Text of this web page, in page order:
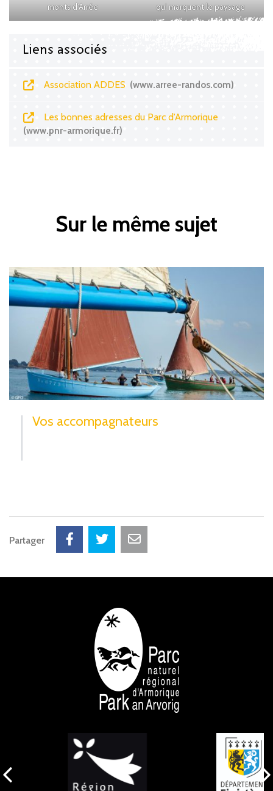
monts d’Arrée qui marquent le paysage
Liens associés
Association ADDES www.arree-randos.com
Les bonnes adresses du Parc d'Armorique
www.pnr-armorique.fr
Sur le même sujet
Vos accompagnateurs
Partager
NOS PARTENAIRES